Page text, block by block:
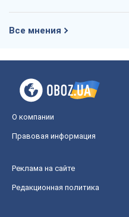
Все мнения
О компании
Правовая информация
Реклама на сайте
Редакционная политика